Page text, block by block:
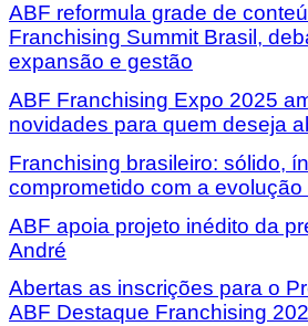
ABF reformula grade de
Franchising Summit Brasil,
expansão e gestão
ABF Franchising Expo 2025
novidades para quem deseja
Franchising brasileiro: sólido,
comprometido com a evolução
ABF apoia projeto inédito da
André
Abertas as inscrições para o
ABF Destaque Franchising